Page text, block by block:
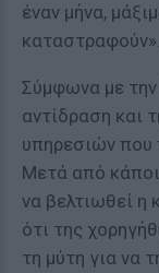
έναν μήνα,
καταστραφούν».
Σύμφωνα με την
αντίδραση και
υπηρεσιών που
Μετά από
να βελτιωθεί η
ότι της
τη μύτη για να